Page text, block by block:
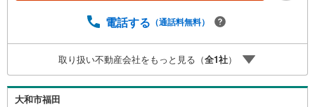
【定年時の住宅ローン残高】【住宅購入者だけが加入でき
ナス】これから多くなる【教育費】住宅を買った後から始
まる【住宅ローン返済】65歳以上から必要になる【老後の
費用負担】住宅探しの【このタイミング】で不安な部分を
明確にしていきませんか？？ --------------
電話する （通話料無料）
取り扱い不動産会社をもっと見る（全1社）
大和市福田